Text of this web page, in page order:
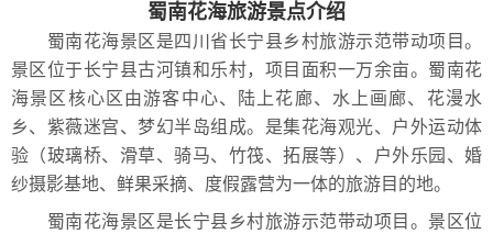
蜀南花海旅游景点介绍
蜀南花海景区是四川省长宁县乡村旅游示范带动项目。
景区位于长宁县古河镇和乐村，项目面积一万余亩。蜀南花
海景区核心区由游客中心、陆上花廊、水上画廊、花漫水
乡、紫薇迷宫、梦幻半岛组成。是集花海观光、户外运动体
验（玻璃桥、滑草、骑马、竹筏、拓展等）、户外乐园、婚
纱摄影基地、鲜果采摘、度假露营为一体的旅游目的地。
蜀南花海景区是长宁县乡村旅游示范带动项目。景区位